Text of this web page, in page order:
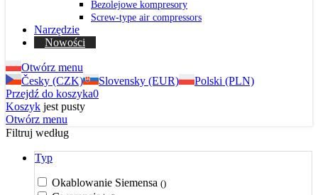
Bezolejowe kompresory
Screw-type air compressors
Narzędzie
Nowości
Otwórz menu
Česky (CZK)
Slovensky (EUR)
Polski (PLN)
Przejdź do koszyka0
Koszyk jest pusty
Otwórz menu
Filtruj według
Typ
Okablowanie Siemensa ()